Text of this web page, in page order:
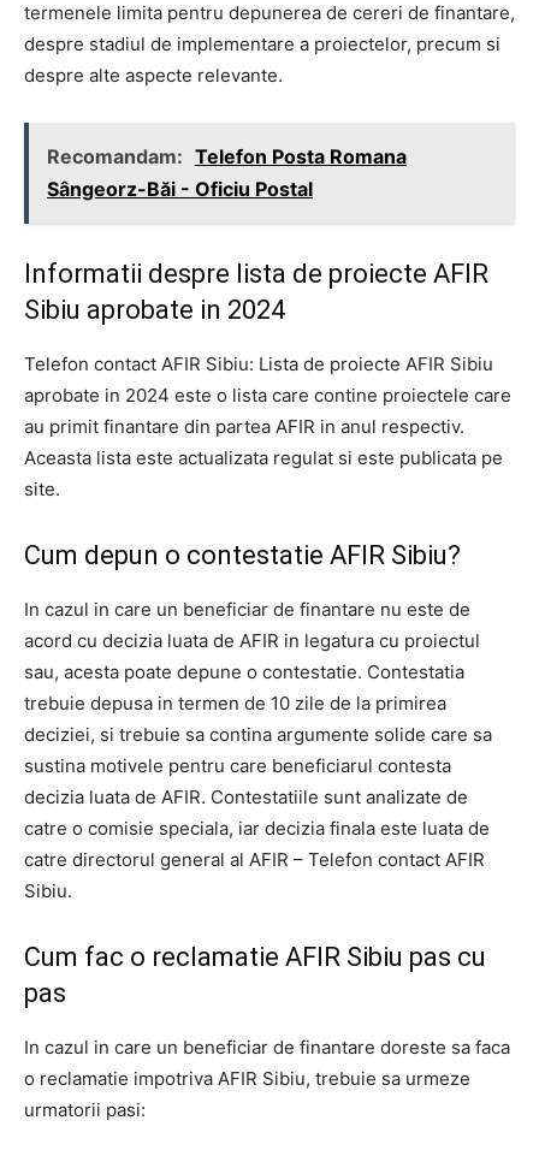
termenele limita pentru depunerea de cereri de finantare,
despre stadiul de implementare a proiectelor, precum si
despre alte aspecte relevante.
Recomandam: Telefon Posta Romana
Sângeorz-Băi - Oficiu Postal
Informatii despre lista de proiecte AFIR
Sibiu aprobate in 2024
Telefon contact AFIR Sibiu: Lista de proiecte AFIR Sibiu
aprobate in 2024 este o lista care contine proiectele care
au primit finantare din partea AFIR in anul respectiv.
Aceasta lista este actualizata regulat si este publicata pe
site.
Cum depun o contestatie AFIR Sibiu?
In cazul in care un beneficiar de finantare nu este de
acord cu decizia luata de AFIR in legatura cu proiectul
sau, acesta poate depune o contestatie. Contestatia
trebuie depusa in termen de 10 zile de la primirea
deciziei, si trebuie sa contina argumente solide care sa
sustina motivele pentru care beneficiarul contesta
decizia luata de AFIR. Contestatiile sunt analizate de
catre o comisie speciala, iar decizia finala este luata de
catre directorul general al AFIR – Telefon contact AFIR
Sibiu.
Cum fac o reclamatie AFIR Sibiu pas cu
pas
In cazul in care un beneficiar de finantare doreste sa faca
o reclamatie impotriva AFIR Sibiu, trebuie sa urmeze
urmatorii pasi: